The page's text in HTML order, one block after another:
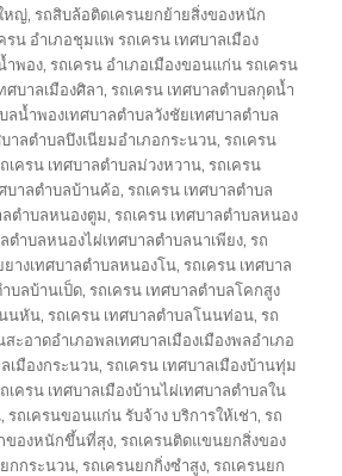
หญ่,รถสิบล้อติดเครนยกย้ายสิ่งของหนัก
รน อำเภอชุมแพ รถเครน เทศบาลเมือง
ำพอง,รถเครน อำเภอเมืองขอนแก่น รถเครน
บาลเมืองศิลา,รถเครน เทศบาลตำบลกุดน้ำ
ลน้ำพองเทศบาลตำบลวังชัยเทศบาลตำบล
าลตำบลบึงเนียมอำเภอกระนวน,รถเครน
เครน เทศบาลตำบลม่วงหวาน,รถเครน
บาลตำบลบ้านค้อ,รถเครน เทศบาลตำบล
ลตำบลหนองตูม,รถเครน เทศบาลตำบลหนอง
ตำบลหนองไผ่เทศบาลตำบลนาเพียง,รถ
างเทศบาลตำบลหนองโน,รถเครน เทศบาล
ำบลบ้านเป็ด,รถเครน เทศบาลตำบลโคกสูง
นหัน,รถเครน เทศบาลตำบลโนนท่อน,รถ
ะอาดอำเภอพลเทศบาลเมืองเมืองพลอำเภอ
เมืองกระนวน,รถเครน เทศบาลเมืองบ้านทุ่ม
เครน เทศบาลเมืองบ้านไผ่เทศบาลตำบลใน
,รถเครนขอนแก่น รับจ้าง บริการให้เช่า,รถ
ของหนักขึ้นที่สุง,รถเครนติดแขนยกสิ่งของ
กกระนวน,รถเครนยกกิ่งซำสูง,รถเครนยก